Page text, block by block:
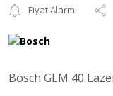
Fiyat Alarmı
Bosch GLM 40